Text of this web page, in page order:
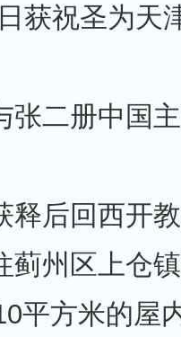
获祝圣为天
张二册中国
释后回西开
蓟州区上仓
平方米的屋